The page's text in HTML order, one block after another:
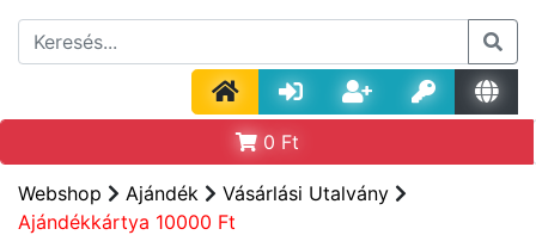
0 Ft
Webshop Ajándék
Vásárlási Utalvány
Ajándékkártya 10000 Ft